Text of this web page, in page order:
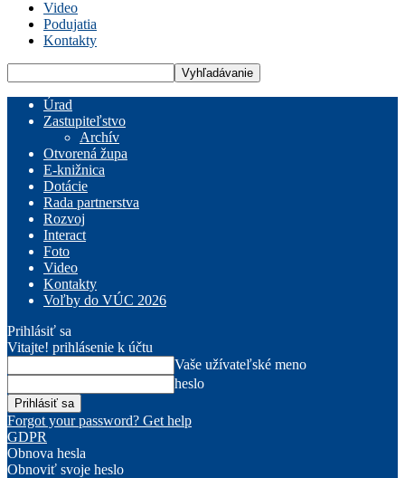
Video
Podujatia
Kontakty
Úrad
Zastupiteľstvo
Archív
Otvorená župa
E-knižnica
Dotácie
Rada partnerstva
Rozvoj
Interact
Foto
Video
Kontakty
Voľby do VÚC 2026
Prihlásiť sa
Vitajte! prihlásenie k účtu
Vaše užívateľské meno
heslo
Forgot your password? Get help
GDPR
Obnova hesla
Obnoviť svoje heslo